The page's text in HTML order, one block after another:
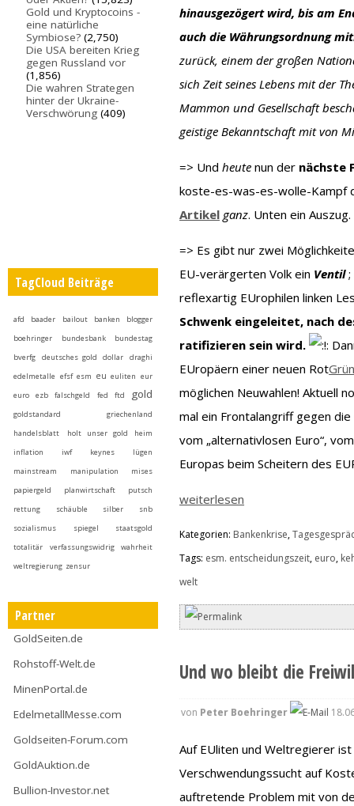
Gold und Kryptocoins -
eine natürliche
Symbiose? (2,750)
Die USA bereiten Krieg
gegen Russland vor
(1,856)
Die wahren Strategen
hinter der Ukraine-
Verschwörung (409)
TagCloud Beiträge
afd baader bailout banken
blogger
boehringer
bundesbank
bundestag
bverfg
deutsches gold dollar
draghi
edelmetalle efsf esm eu euliten eur
euro
ezb falschgeld fed ftd gold
goldstandard
griechenland
handelsblatt
holt unser gold heim
inflation
iwf keynes
lügen
mainstream
manipulation
mises
papiergeld
planwirtschaft
putsch
rettung
schäuble silber
snb
sozialismus
spiegel
staatsgold
totalitär
verfassungswidrig
wahrheit
weltregierung zensur
Partner
GoldSeiten.de
Rohstoff-Welt.de
MinenPortal.de
EdelmetallMesse.com
Goldseiten-Forum.com
GoldAuktion.de
Bullion-Investor.net
hinausgezögert wird, bis am
auch die Währungsordnung
zurück, einem der großen
sich Zeit seines Lebens mit der
Mammon und Gesellschaft
geistige Bekanntschaft mit von
=> Undheutenun der nächste
koste-es-was-es-wolle-Kampf
Artikel ganz. Unten ein Auszug.
=> Es gibt nur zwei
EU-verärgerten Volk ein Ventil
reflexartig EUrophilen linken
Schwenk eingeleitet, nach
ratifizieren sein wird.
EUropäern einer neuen Rot
möglichen Neuwahlen! Aktuell
mal ein Frontalangriff gegen
vom „alternativlosen Euro“,
Europas beim Scheitern des
weiterlesen
Kategorien: Bankenkrise,
Tags: esm. entscheidungszeit, euro,
welt
Und wo bleibt die
von Peter Boehringer
Auf EUliten und Weltregierer ist
Verschwendungssucht auf
auftretende Problem mit von